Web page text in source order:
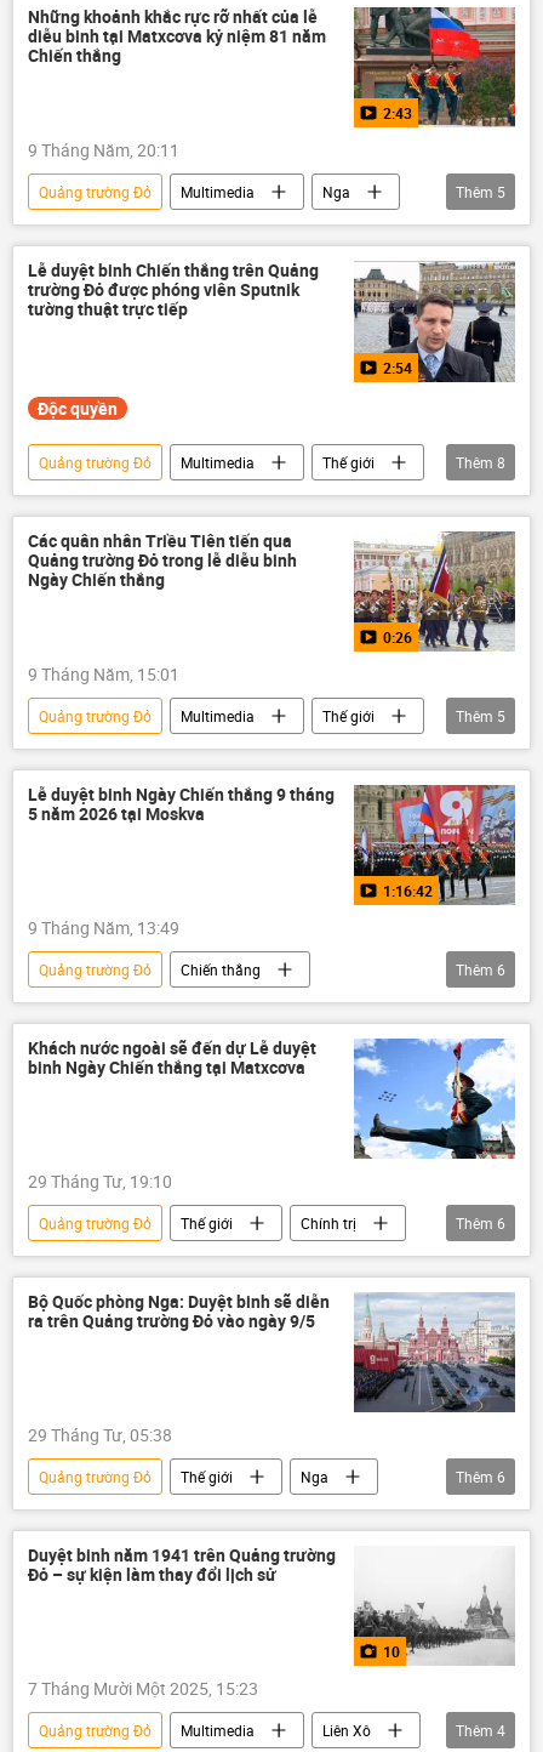
Quan điểm-Ý kiến
Tác giả
Những khoảnh khắc rực rỡ nhất của lễ
diễu binh tại Matxcơva kỷ niệm 81 năm
Chiến thắng
2:43
9 Tháng Năm, 20:11
Quảng trường Đỏ Multimedia
Nga
Video
Moskva
Thế giới
Chiến tranh Vệ quốc Vĩ đại
ngày kỷ niệm Chiến thắng
Thêm 5
Lễ duyệt binh Chiến thắng trên Quảng
trường Đỏ được phóng viên Sputnik
tường thuật trực tiếp
2:54
Độc quyền
Quảng trường Đỏ Multimedia
Thế giới
Liên Xô
Nga
Vladimir Putin
Chiến thắng
ngày kỷ niệm Chiến thắng
chiến dịch
Moskva duyệt binh
Thêm 8
Các quân nhân Triều Tiên tiến qua
Quảng trường Đỏ trong lễ diễu binh
Ngày Chiến thắng
0:26
9 Tháng Năm, 15:01
Quảng trường Đỏ Multimedia
Thế giới
Quân sự
Kursk
Video
Bắc Triều Tiên
Chiến tranh Vệ quốc Vĩ đại
Thêm 5
Lễ duyệt binh Ngày Chiến thắng 9 tháng
5 năm 2026 tại Moskva
1:16:42
9 Tháng Năm, 13:49
Quảng trường Đỏ
Chiến thắng
ngày kỷ niệm Chiến thắng
Moskva
Thế giới
Vladimir Putin
Liên Xô
Chiến tranh Vệ quốc Vĩ đại
Thêm 6
Khách nước ngoài sẽ đến dự Lễ duyệt
binh Ngày Chiến thắng tại Matxcơva
29 Tháng Tư, 19:10
Quảng trường Đỏ Thế giới
Chính trị
Nga
Yury Ushakov
duyệt binh
ngày kỷ niệm Chiến thắng
Moskva
Chiến tranh Vệ quốc Vĩ đại
Thêm 6
Bộ Quốc phòng Nga: Duyệt binh sẽ diễn
ra trên Quảng trường Đỏ vào ngày 9/5
29 Tháng Tư, 05:38
Quảng trường Đỏ Thế giới
Nga
Quân sự
Bộ Quốc phòng Nga
duyệt binh năm 1941 trên Quảng trường Đỏ
duyệt binh
Ukraina
Thêm 6
Duyệt binh năm 1941 trên Quảng trường
Đỏ – sự kiện làm thay đổi lịch sử
10
7 Tháng Mười Một 2025, 15:23
Quảng trường Đỏ Multimedia Liên Xô Thêm 4